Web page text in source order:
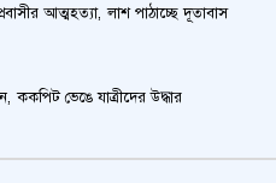
আত্মহত্যা, লাশ পাঠাচ্ছে দূতাবাস
ভেঙে যাত্রীদের উদ্ধার